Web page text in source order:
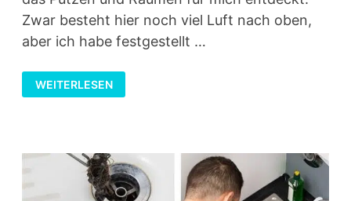
Zwar besteht hier noch viel Luft nach oben,
aber ich habe festgestellt …
MEIN
EASY-
GOING-
DEN
LEICHTER
WEITERLESEN